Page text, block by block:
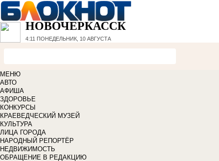
НОВОЧЕРКАССК
4:11 ПОНЕДЕЛЬНИК, 10 АВГУСТА
МЕНЮ
АВТО
АФИША
ЗДОРОВЬЕ
КОНКУРСЫ
КРАЕВЕДЧЕСКИЙ МУЗЕЙ
КУЛЬТУРА
ЛИЦА ГОРОДА
НАРОДНЫЙ РЕПОРТЁР
НЕДВИЖИМОСТЬ
ОБРАЩЕНИЕ В РЕДАКЦИЮ